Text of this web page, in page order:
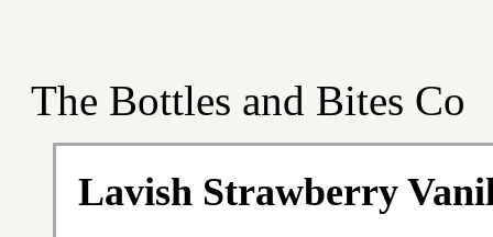
The Bottles and Bites Co
Lavish Strawberry